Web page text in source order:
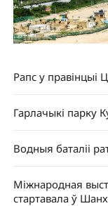
Рапс у правінцыі
Гарлачыкі парку
Водныя баталіі
Міжнародная
стартавала ў